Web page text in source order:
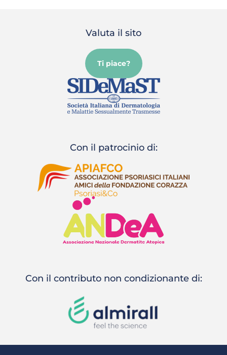
Valuta il sito
Ti piace?
Con il patrocinio di:
Con il contributo non condizionante di: